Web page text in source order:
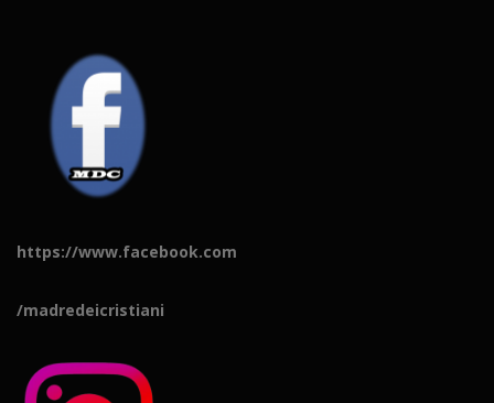
https://www.facebook.com
/madredeicristiani